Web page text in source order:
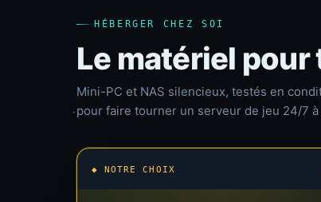
HÉBERGER CHEZ SOI
Le matériel
Mini-PC et NAS silencieux, testés en
pour faire tourner un serveur de jeu 24/7 à
◆ NOTRE CHOIX